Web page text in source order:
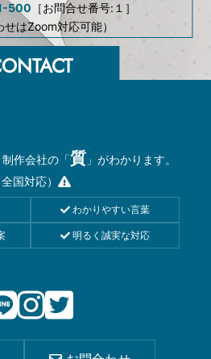
500 ［お問合せ番号:１］
せはZoom対応可能）
作会社の「質 」がわかります。
全国対応）
わかりやすい言葉
明るく誠実な対応